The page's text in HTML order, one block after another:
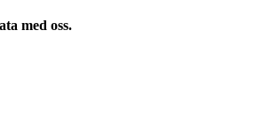
med oss.